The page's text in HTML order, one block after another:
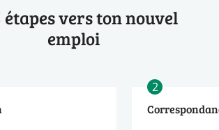
étapes vers ton nouvel
emploi
2